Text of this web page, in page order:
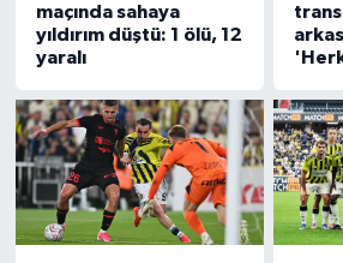
maçında sahaya
yıldırım düştü: 1 ölü, 12
yaralı